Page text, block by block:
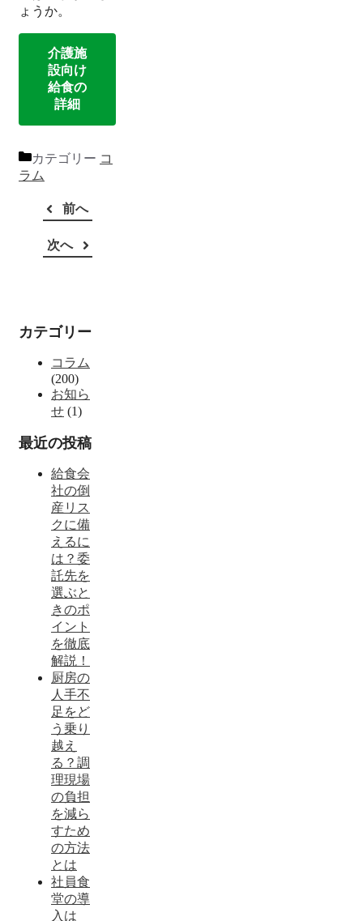
ょうか。
介護施
設向け
給食の
詳細
カテゴリー コ
ラム
前へ
次へ
カテゴリー
コラム
(200)
お知ら
せ (1)
最近の投稿
給食会
社の倒
産リス
クに備
えるに
は？委
託先を
選ぶと
きのポ
イント
を徹底
解説！
厨房の
人手不
足をど
う乗り
越え
る？調
理現場
の負担
を減ら
すため
の方法
とは
社員食
堂の導
入は